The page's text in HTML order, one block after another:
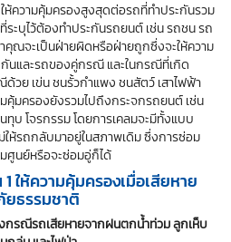
ห้ความคุ้มครองสูงสุดต่อรถที่ทำประกันรวม
บุไว้ต้องทำประกันรถยนต์ เช่น รถชน รถ
าคุณจะเป็นฝ่ายผิดหรือฝ่ายถูกซึ่งจะให้ความ
นและรถของคู่กรณี และในกรณีที่เกิด
วย เข่น ชนรั้วกำแพง ชนสัตว์ เสาไฟฟ้า
มครองยังรวมไปถึงกระจกรถยนต์ เช่น
บ โจรกรรม โดยการเคลมจะมีทั้งแบบ
ให้รถกลับมาอยู่ในสภาพเดิม ซึ่งการซ่อม
ศูนย์หรือจะซ่อมอู่ก็ได้
ให้ความคุ้มครองเมื่อเสียหาย
ธรรมชาติ
กรณีรถเสียหายจากฝนตกน้ำท่วม ลูกเห็บ